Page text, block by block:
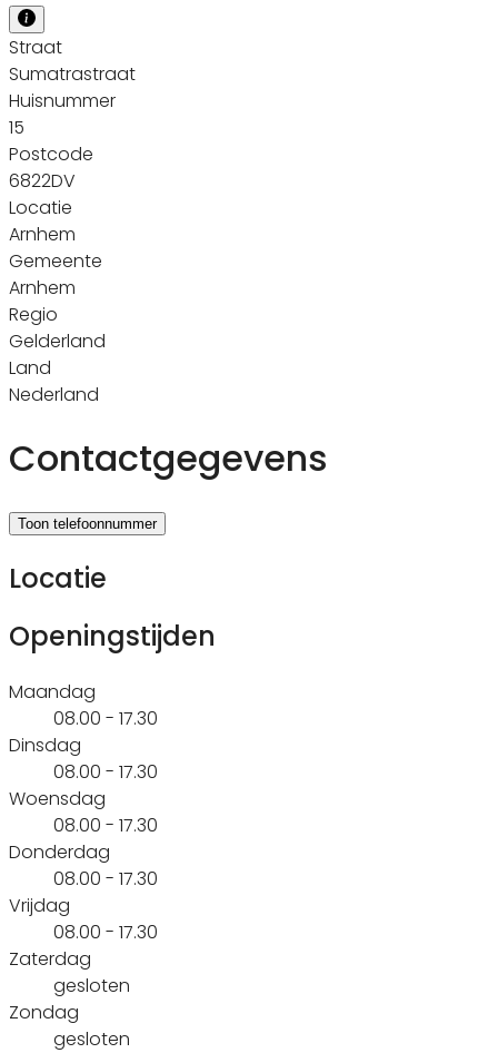
Straat
Sumatrastraat
Huisnummer
15
Postcode
6822DV
Locatie
Arnhem
Gemeente
Arnhem
Regio
Gelderland
Land
Nederland
Contactgegevens
Toon telefoonnummer
Locatie
Openingstijden
Maandag
08.00 - 17.30
Dinsdag
08.00 - 17.30
Woensdag
08.00 - 17.30
Donderdag
08.00 - 17.30
Vrijdag
08.00 - 17.30
Zaterdag
gesloten
Zondag
gesloten